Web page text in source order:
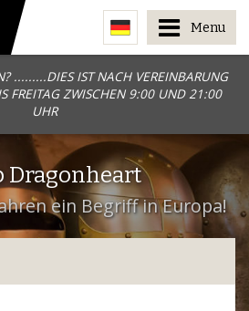
.........DIES IST NACH VEREINBARUNG
FREITAG ZWISCHEN 9:00 UND 21:00
UHR
Menu
Dragonheart
ein Begriff in Europa!